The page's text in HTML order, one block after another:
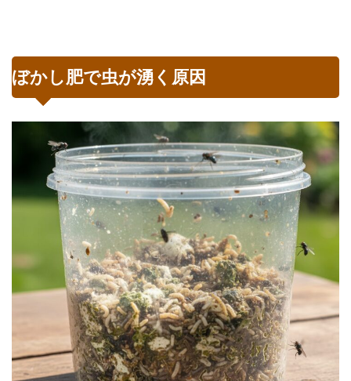
ぼかし肥で虫が湧く原因